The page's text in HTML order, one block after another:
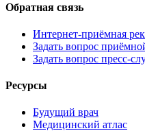
Обратная связь
Интернет-приёмная
Задать вопрос
Задать вопрос пресс-
Ресурсы
Будущий врач
Медицинский атлас